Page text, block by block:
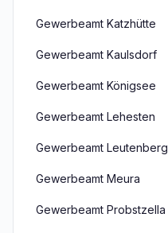
Gewerbeamt Katzhütte
Gewerbeamt Kaulsdorf
Gewerbeamt Königsee
Gewerbeamt Lehesten
Gewerbeamt Leutenberg
Gewerbeamt Meura
Gewerbeamt Probstzella